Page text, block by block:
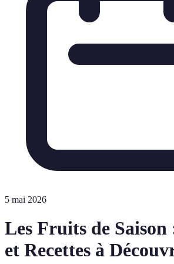
5 mai 2026
Les Fruits de
et Recettes à